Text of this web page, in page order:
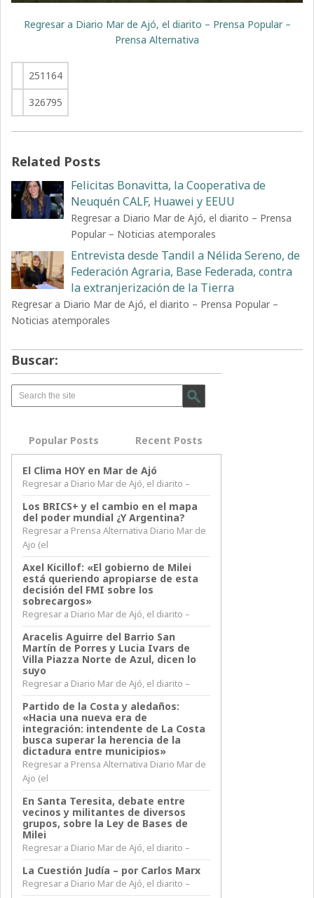
Regresar a Diario Mar de Ajó, el diarito – Prensa Popular –
Prensa Alternativa
251164
326795
Related Posts
Felicitas Bonavitta, la Cooperativa de
Neuquén CALF, Huawei y EEUU
Regresar a Diario Mar de Ajó, el diarito – Prensa
Popular – Noticias atemporales
Entrevista desde Tandil a Nélida Sereno, de
Federación Agraria, Base Federada, contra
la extranjerización de la Tierra
Regresar a Diario Mar de Ajó, el diarito – Prensa Popular –
Noticias atemporales
Buscar:
Popular Posts Recent Posts
El Clima HOY en Mar de Ajó
Regresar a Diario Mar de Ajó, el diarito –
Los BRICS+ y el cambio en el mapa
del poder mundial ¿Y Argentina?
Regresar a Prensa Alternativa Diario Mar de
Ajo (el
Axel Kicillof: «El gobierno de Milei
está queriendo apropiarse de esta
decisión del FMI sobre los
sobrecargos»
Regresar a Diario Mar de Ajó, el diarito –
Aracelis Aguirre del Barrio San
Martín de Porres y Lucia Ivars de
Villa Piazza Norte de Azul, dicen lo
suyo
Regresar a Diario Mar de Ajó, el diarito –
Partido de la Costa y aledaños:
«Hacia una nueva era de
integración: intendente de La Costa
busca superar la herencia de la
dictadura entre municipios»
Regresar a Prensa Alternativa Diario Mar de
Ajo (el
En Santa Teresita, debate entre
vecinos y militantes de diversos
grupos, sobre la Ley de Bases de
Milei
Regresar a Diario Mar de Ajó, el diarito –
La Cuestión Judía – por Carlos Marx
Regresar a Diario Mar de Ajó, el diarito –